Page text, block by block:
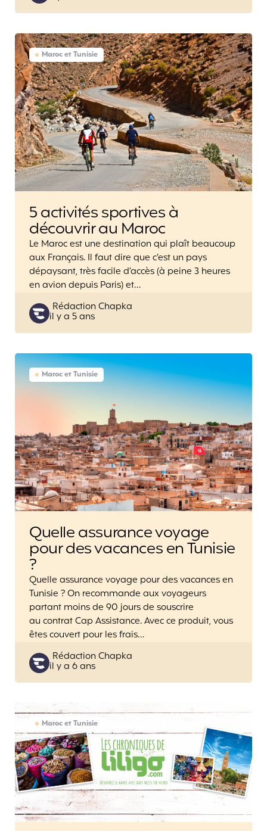
Maroc et Tunisie
5 activités sportives à
découvrir au Maroc
Le Maroc est une destination qui plaît beaucoup
aux Français. Il faut dire que c’est un pays
dépaysant, très facile d’accès (à peine 3 heures
en avion depuis Paris) et…
Posted
by
Rédaction Chapka
il y a 5 ans
Maroc et Tunisie
Quelle assurance voyage
pour des vacances en Tunisie
?
Quelle assurance voyage pour des vacances en
Tunisie ? On recommande aux voyageurs
partant moins de 90 jours de souscrire
au contrat Cap Assistance. Avec ce produit, vous
êtes couvert pour les frais…
Posted
by
Rédaction Chapka
il y a 6 ans
Maroc et Tunisie